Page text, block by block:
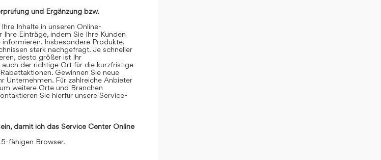
und Ergänzung bzw.
Inhalte in unseren Online-
Einträge, indem Sie Ihre Kunden
Insbesondere Produkte,
stark nachgefragt. Je schneller
desto größer ist Ihr
der richtige Ort für die kurzfristige
Gewinnen Sie neue
Unternehmen. Für zahlreiche Anbieter
weitere Orte und Branchen
Sie hierfür unsere Service-
damit ich das Service Center Online
fähigen Browser.